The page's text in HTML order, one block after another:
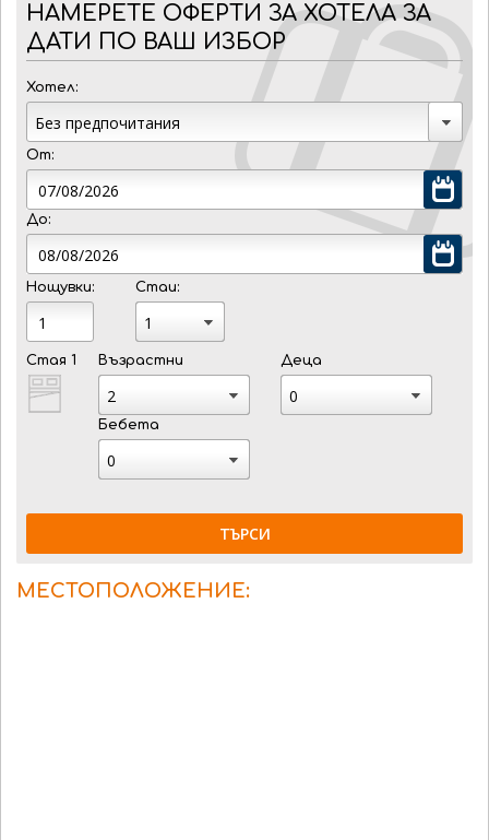
НАМЕРЕТЕ ОФЕРТИ ЗА ХОТЕЛА ЗА
ДАТИ ПО ВАШ ИЗБОР
Хотел:
От:
До:
Нощувки: Стаи:
Стая 1 Възрастни Деца
Бебета
ТЪРСИ
МЕСТОПОЛОЖЕНИЕ: